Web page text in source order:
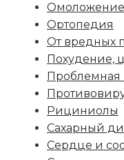
Омоложение
Ортопедия
От вредных
Похудение,
Проблемная
Рициниолы
Сахарный
Сердце и